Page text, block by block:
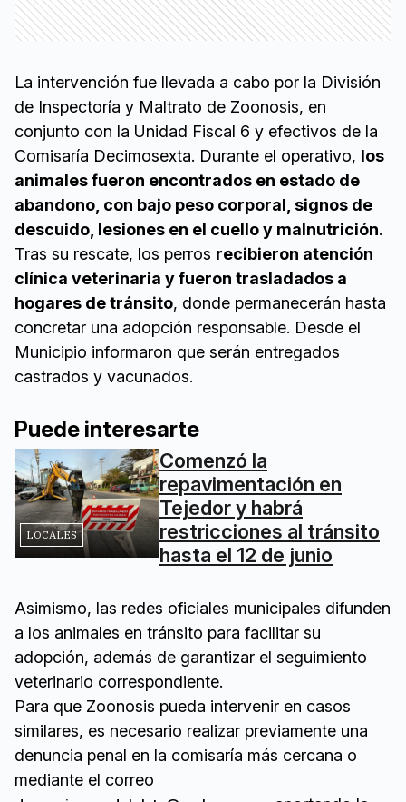
La intervención fue llevada a cabo por la División
de Inspectoría y Maltrato de Zoonosis, en
conjunto con la Unidad Fiscal 6 y efectivos de la
Comisaría Decimosexta. Durante el operativo, los
animales fueron encontrados en estado de
abandono, con bajo peso corporal, signos de
descuido, lesiones en el cuello y malnutrición.
Tras su rescate, los perros recibieron atención
clínica veterinaria y fueron trasladados a
hogares de tránsito, donde permanecerán hasta
concretar una adopción responsable. Desde el
Municipio informaron que serán entregados
castrados y vacunados.
Puede interesarte
LOCALES
Comenzó la
repavimentación en
Tejedor y habrá
restricciones al tránsito
hasta el 12 de junio
Asimismo, las redes oficiales municipales difunden
a los animales en tránsito para facilitar su
adopción, además de garantizar el seguimiento
veterinario correspondiente.
Para que Zoonosis pueda intervenir en casos
similares, es necesario realizar previamente una
denuncia penal en la comisaría más cercana o
mediante el correo